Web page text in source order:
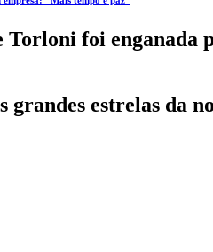
foi enganada
estrelas da